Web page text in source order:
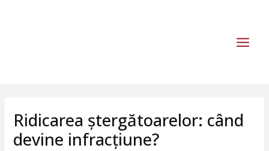
Ridicarea ștergătoarelor: când
devine infracțiune?